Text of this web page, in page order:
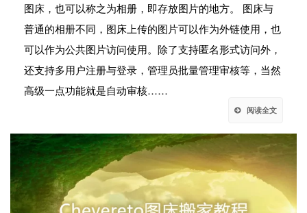
图床，也可以称之为相册，即存放图片的地方。 图床与
普通的相册不同，图床上传的图片可以作为外链使用，也
可以作为公共图片访问使用。除了支持匿名形式访问外，
还支持多用户注册与登录，管理员批量管理审核等，当然
高级一点功能就是自动审核……
阅读全文